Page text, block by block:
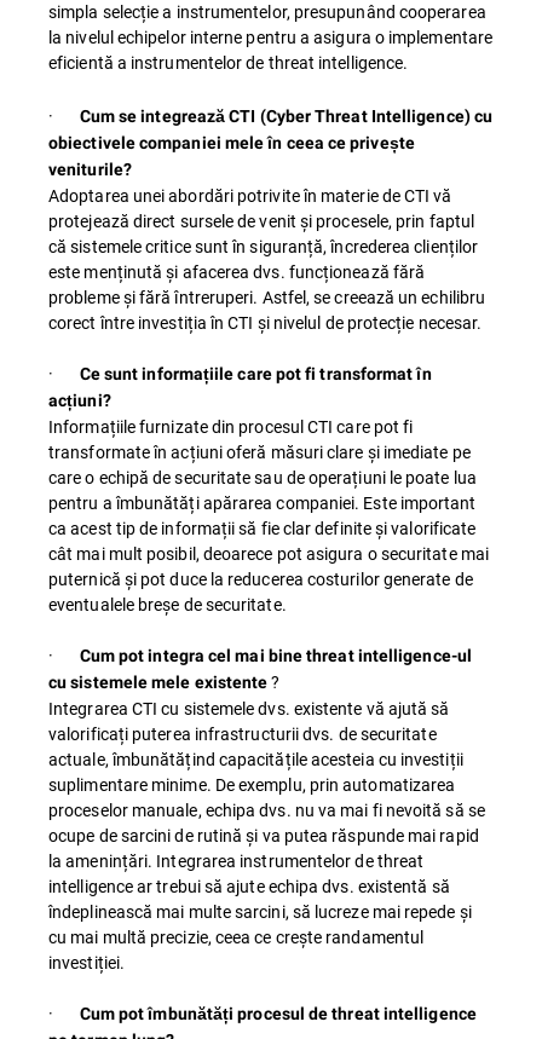
simpla selecție a instrumentelor, presupunând cooperarea
la nivelul echipelor interne pentru a asigura o implementare
eficientă a instrumentelor de threat intelligence.
·
Cum se integrează CTI (Cyber Threat Intelligence) cu
obiectivele companiei mele în ceea ce privește
veniturile?
Adoptarea unei abordări potrivite în materie de CTI vă
protejează direct sursele de venit și procesele, prin faptul
că sistemele critice sunt în siguranță, încrederea clienților
este menținută și afacerea dvs. funcționează fără
probleme și fără întreruperi. Astfel, se creează un echilibru
corect între investiția în CTI și nivelul de protecție necesar.
·
Ce sunt informațiile care pot fi transformat în
acțiuni?
Informațiile furnizate din procesul CTI care pot fi
transformate în acțiuni oferă măsuri clare și imediate pe
care o echipă de securitate sau de operațiuni le poate lua
pentru a îmbunătăți apărarea companiei. Este important
ca acest tip de informații să fie clar definite și valorificate
cât mai mult posibil, deoarece pot asigura o securitate mai
puternică și pot duce la reducerea costurilor generate de
eventualele breșe de securitate.
·
Cum pot integra cel mai bine threat intelligence-ul
cu sistemele mele existente?
Integrarea CTI cu sistemele dvs. existente vă ajută să
valorificați puterea infrastructurii dvs. de securitate
actuale, îmbunătățind capacitățile acesteia cu investiții
suplimentare minime. De exemplu, prin automatizarea
proceselor manuale, echipa dvs. nu va mai fi nevoită să se
ocupe de sarcini de rutină și va putea răspunde mai rapid
la amenințări. Integrarea instrumentelor de threat
intelligence ar trebui să ajute echipa dvs. existentă să
îndeplinească mai multe sarcini, să lucreze mai repede și
cu mai multă precizie, ceea ce crește randamentul
investiției.
·
Cum pot îmbunătăți procesul de threat intelligence